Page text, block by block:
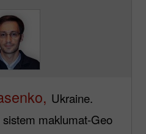
Ukraine.
maklumat-Geo